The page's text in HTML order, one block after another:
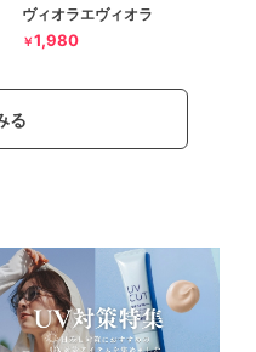
ヴィオラエヴィオラ
￥1,980
る